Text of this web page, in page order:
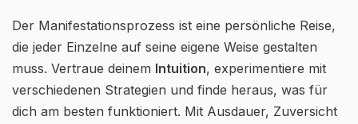
Der Manifestationsprozess ist eine persönliche Reise,
die jeder Einzelne auf seine eigene Weise gestalten
muss. Vertraue deinem Intuition, experimentiere mit
verschiedenen Strategien und finde heraus, was für
dich am besten funktioniert. Mit Ausdauer, Zuversicht